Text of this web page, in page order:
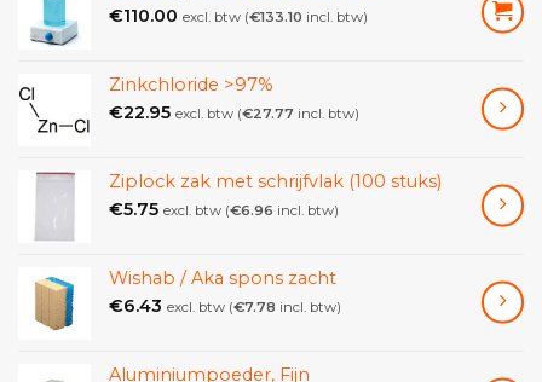
€110.00 excl. btw (€133.10 incl. btw)
Zinkchloride >97%
€22.95 excl. btw (€27.77 incl. btw)
Ziplock zak met schrijfvlak (100 stuks)
€5.75 excl. btw (€6.96 incl. btw)
Wishab / Aka spons zacht
€6.43 excl. btw (€7.78 incl. btw)
Aluminiumpoeder, Fijn